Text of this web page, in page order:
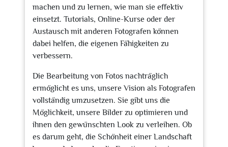
machen und zu lernen, wie man sie effektiv
einsetzt. Tutorials, Online-Kurse oder der
Austausch mit anderen Fotografen können
dabei helfen, die eigenen Fähigkeiten zu
verbessern.
Die Bearbeitung von Fotos nachträglich
ermöglicht es uns, unsere Vision als Fotografen
vollständig umzusetzen. Sie gibt uns die
Möglichkeit, unsere Bilder zu optimieren und
ihnen den gewünschten Look zu verleihen. Ob
es darum geht, die Schönheit einer Landschaft